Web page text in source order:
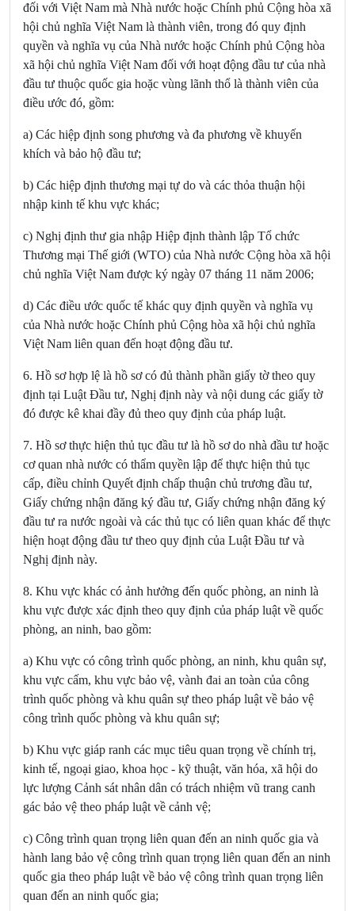
đối với Việt Nam mà Nhà nước hoặc Chính phủ Cộng hòa xã
hội chủ nghĩa Việt Nam là thành viên, trong đó quy định
quyền và nghĩa vụ của Nhà nước hoặc Chính phủ Cộng hòa
xã hội chủ nghĩa Việt Nam đối với hoạt động đầu tư của nhà
đầu tư thuộc quốc gia hoặc vùng lãnh thổ là thành viên của
điều ước đó, gồm:
a) Các hiệp định song phương và đa phương về khuyến
khích và bảo hộ đầu tư;
b) Các hiệp định thương mại tự do và các thỏa thuận hội
nhập kinh tế khu vực khác;
c) Nghị định thư gia nhập Hiệp định thành lập Tổ chức
Thương mại Thế giới (WTO) của Nhà nước Cộng hòa xã hội
chủ nghĩa Việt Nam được ký ngày 07 tháng 11 năm 2006;
d) Các điều ước quốc tế khác quy định quyền và nghĩa vụ
của Nhà nước hoặc Chính phủ Cộng hòa xã hội chủ nghĩa
Việt Nam liên quan đến hoạt động đầu tư.
6. Hồ sơ hợp lệ là hồ sơ có đủ thành phần giấy tờ theo quy
định tại Luật Đầu tư, Nghị định này và nội dung các giấy tờ
đó được kê khai đầy đủ theo quy định của pháp luật.
7. Hồ sơ thực hiện thủ tục đầu tư là hồ sơ do nhà đầu tư hoặc
cơ quan nhà nước có thẩm quyền lập để thực hiện thủ tục
cấp, điều chỉnh Quyết định chấp thuận chủ trương đầu tư,
Giấy chứng nhận đăng ký đầu tư, Giấy chứng nhận đăng ký
đầu tư ra nước ngoài và các thủ tục có liên quan khác để thực
hiện hoạt động đầu tư theo quy định của Luật Đầu tư và
Nghị định này.
8. Khu vực khác có ảnh hưởng đến quốc phòng, an ninh là
khu vực được xác định theo quy định của pháp luật về quốc
phòng, an ninh, bao gồm:
a) Khu vực có công trình quốc phòng, an ninh, khu quân sự,
khu vực cấm, khu vực bảo vệ, vành đai an toàn của công
trình quốc phòng và khu quân sự theo pháp luật về bảo vệ
công trình quốc phòng và khu quân sự;
b) Khu vực giáp ranh các mục tiêu quan trọng về chính trị,
kinh tế, ngoại giao, khoa học - kỹ thuật, văn hóa, xã hội do
lực lượng Cảnh sát nhân dân có trách nhiệm vũ trang canh
gác bảo vệ theo pháp luật về cảnh vệ;
c) Công trình quan trọng liên quan đến an ninh quốc gia và
hành lang bảo vệ công trình quan trọng liên quan đến an ninh
quốc gia theo pháp luật về bảo vệ công trình quan trọng liên
quan đến an ninh quốc gia;